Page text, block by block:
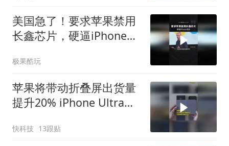
美国急了！要求苹果禁用
长鑫芯片，硬逼iPhone涨
极果酷玩
苹果将带动折叠屏出货量
提升20% iPhone Ultra备
快科技 13跟贴